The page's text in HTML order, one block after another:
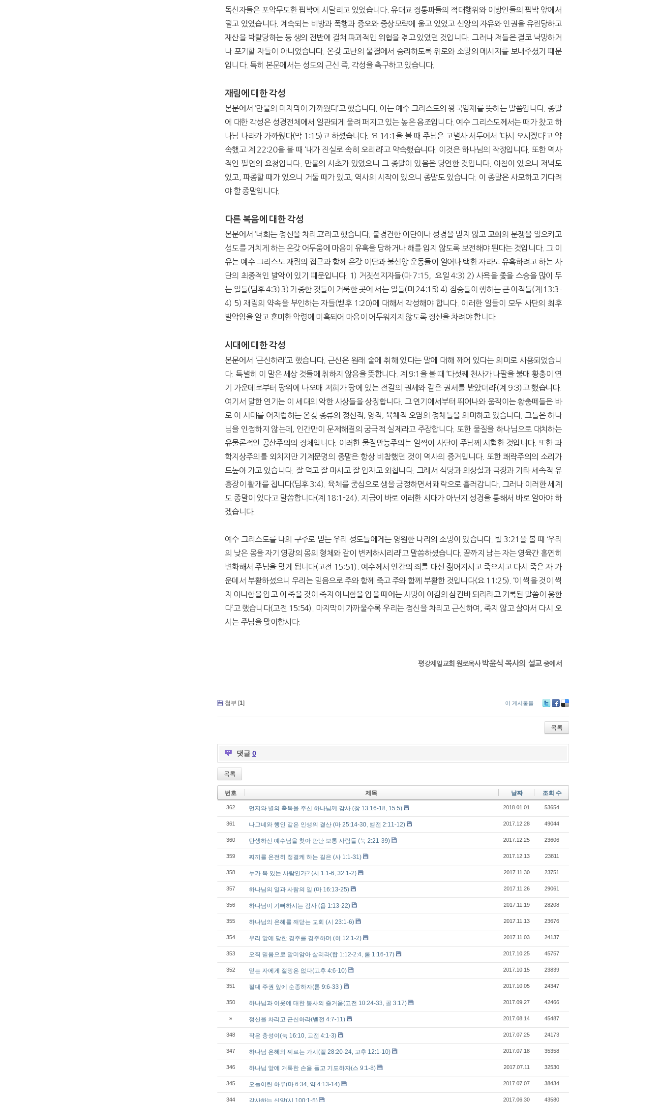
독신자들은 포악무도한 핍박에 시달리고 있었습니다. 유대교 정통파들의 적대행위와 이방인들의 핍박 앞에서
떨고 있었습니다. 계속되는 비방과 폭행과 증오와 중상모략에 울고 있었고 신앙의 자유와 인권을 유린당하고
재산을 박탈당하는 등 생의 전반에 걸쳐 파괴적인 위협을 겪고 있었던 것입니다. 그러나 저들은 결코 낙망하거
나 포기할 자들이 아니었습니다. 온갖 고난의 물결에서 승리하도록 위로와 소망의 메시지를 보내주셨기 때문
입니다. 특히 본문에서는 성도의 근신 즉, 각성을 촉구하고 있습니다.
재림에 대한 각성
본문에서 ‘만물의 마지막이 가까웠다’고 했습니다. 이는 예수 그리스도의 왕국임재를 뜻하는 말씀입니다. 종말
에 대한 각성은 성경전체에서 일관되게 울려 퍼지고 있는 높은 음조입니다. 예수 그리스도께서는 때가 찼고 하
나님 나라가 가까웠다(막 1:15)고 하셨습니다. 요 14:1을 볼 때 주님은 고별사 서두에서 ‘다시 오시겠다’고 약
속했고 계 22:20을 볼 때 ‘내가 진실로 속히 오리라’고 약속했습니다. 이것은 하나님의 작정입니다. 또한 역사
적인 필연의 요청입니다. 만물의 시초가 있었으니 그 종말이 있음은 당연한 것입니다. 아침이 있으니 저녁도
있고, 파종할 때가 있으니 거둘 때가 있고, 역사의 시작이 있으니 종말도 있습니다. 이 종말은 사모하고 기다려
야 할 종말입니다.
다른 복음에 대한 각성
본문에서 ‘너희는 정신을 차리고’라고 했습니다. 불경건한 이단이나 성경을 믿지 않고 교회의 분쟁을 일으키고
성도를 거치게 하는 온갖 어두움에 마음이 유혹을 당하거나 해를 입지 않도록 보전해야 된다는 것입니다. 그 이
유는 예수 그리스도 재림의 접근과 함께 온갖 이단과 불신앙 운동들이 일어나 택한 자라도 유혹하려고 하는 사
단의 최종적인 발악이 있기 때문입니다. 1) 거짓선지자들(마 7:15, 요일 4:3) 2) 사욕을 좇을 스승을 많이 두
는 일들(딤후 4:3) 3) 가증한 것들이 거룩한 곳에 서는 일들(마 24:15) 4) 짐승들이 행하는 큰 이적들(계 13:3-
4) 5) 재림의 약속을 부인하는 자들(벧후 1:20)에 대해서 각성해야 합니다. 이러한 일들이 모두 사단의 최후
발악임을 알고 혼미한 악령에 미혹되어 마음이 어두워지지 않도록 정신을 차려야 합니다.
시대에 대한 각성
본문에서 ‘근신하라’고 했습니다. 근신은 원래 술에 취해 있다는 말에 대해 깨어 있다는 의미로 사용되었습니
다. 특별히 이 말은 세상 것들에 취하지 않음을 뜻합니다. 계 9:1을 볼 때 ‘다섯째 천사가 나팔을 불매 황충이 연
기 가운데로부터 땅위에 나오매 저희가 땅에 있는 전갈의 권세와 같은 권세를 받았더라’(계 9:3)고 했습니다.
여기서 말한 연기는 이 세대의 악한 사상들을 상징합니다. 그 연기에서부터 뛰어나와 움직이는 황충떼들은 바
로 이 시대를 어지럽히는 온갖 종류의 정신적, 영적, 육체적 오염의 정체들을 의미하고 있습니다. 그들은 하나
님을 인정하지 않는데, 인간만이 문제해결의 궁극적 실제라고 주장합니다. 또한 물질을 하나님으로 대치하는
유물론적인 공산주의의 정체입니다. 이러한 물질만능주의는 일찍이 사단이 주님께 시험한 것입니다. 또한 과
학지상주의를 외치지만 기계문명의 종말은 항상 비참했던 것이 역사의 증거입니다. 또한 쾌락주의의 소리가
드높아 가고 있습니다. 잘 먹고 잘 마시고 잘 입자고 외칩니다. 그래서 식당과 의상실과 극장과 기타 세속적 유
흥장이 활개를 칩니다(딤후 3:4). 육체를 중심으로 생을 긍정하면서 쾌락으로 흘러갑니다. 그러나 이러한 세계
도 종말이 있다고 말씀합니다(계 18:1-24). 지금이 바로 이러한 시대가 아닌지 성경을 통해서 바로 알아야 하
겠습니다.
예수 그리스도를 나의 구주로 믿는 우리 성도들에게는 영원한 나라의 소망이 있습니다. 빌 3:21을 볼 때 ‘우리
의 낮은 몸을 자기 영광의 몸의 형체와 같이 변케하시리라’고 말씀하셨습니다. 끝까지 남는 자는 영육간 홀연히
변화해서 주님을 맞게 됩니다(고전 15:51). 예수께서 인간의 죄를 대신 짊어지시고 죽으시고 다시 죽은 자 가
운데서 부활하셨으니 우리는 믿음으로 주와 함께 죽고 주와 함께 부활한 것입니다(요 11:25). ‘이 썩을 것이 썩
지 아니함을 입고 이 죽을 것이 죽지 아니함을 입을 때에는 사망이 이김의 삼킨바 되리라고 기록된 말씀이 응한
다’고 했습니다(고전 15:54). 마지막이 가까울수록 우리는 정신을 차리고 근신하여, 죽지 않고 살아서 다시 오
시는 주님을 맞이합시다.
평강제일교회 원로목사박윤식 목사의 설교 중에서
첨부 [1] 이 게시물을
bo
ok
ou
s
목록
댓글 0
목록
번호 제목 날짜 조회 수
362 먼지와 별의 축복을 주신 하나님께 감사 (창 13:16-18, 15:5) 2018.01.01 53654
361 나그네와 행인 같은 인생의 결산 (마 25:14-30, 벧전 2:11-12) 2017.12.28 49044
360 탄생하신 예수님을 찾아 만난 보통 사람들 (눅 2:21-39) 2017.12.25 23606
359 찌끼를 온전히 정결케 하는 길은 (사 1:1-31) 2017.12.13 23811
358 누가 복 있는 사람인가? (시 1:1-6, 32:1-2) 2017.11.30 23751
357 하나님의 일과 사람의 일 (마 16:13-25) 2017.11.26 29061
356 하나님이 기뻐하시는 감사 (욥 1:13-22) 2017.11.19 28208
355 하나님의 은혜를 깨닫는 교회 (시 23:1-6) 2017.11.13 23676
354 우리 앞에 당한 경주를 경주하며 (히 12:1-2) 2017.11.03 24137
353 오직 믿음으로 말미암아 살리라(합 1:12-2:4, 롬 1:16-17) 2017.10.25 45757
352 믿는 자에게 절망은 없다(고후 4:6-10) 2017.10.15 23839
351 절대 주권 앞에 순종하자(롬 9:6-33 ) 2017.10.05 24347
350 하나님과 이웃에 대한 봉사의 즐거움(고전 10:24-33, 골 3:17) 2017.09.27 42466
» 정신을 차리고 근신하라(벧전 4:7-11) 2017.08.14 45487
348 작은 충성이(눅 16:10, 고전 4:1-3) 2017.07.25 24173
347 하나님 은혜의 찌르는 가시(겔 28:20-24, 고후 12:1-10) 2017.07.18 35358
346 하나님 앞에 거룩한 손을 들고 기도하자(스 9:1-8) 2017.07.11 32530
345 오늘이란 하루(마 6:34, 약 4:13-14) 2017.07.07 38434
344 감사하는 신앙(시 100:1-5) 2017.06.30 43580